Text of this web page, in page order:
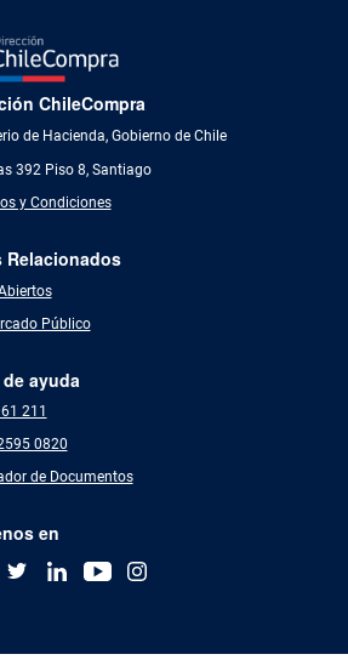
ChileCompra
de Hacienda, Gobierno de Chile
392 Piso 8, Santiago
y Condiciones
Relacionados
Público
de ayuda
211
0820
de Documentos
en